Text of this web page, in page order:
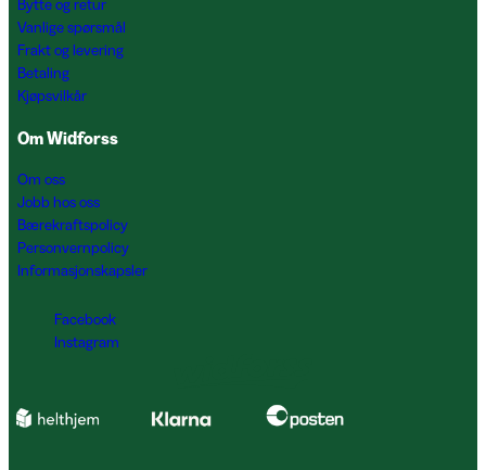
Bytte og retur
Vanlige spørsmål
Frakt og levering
Betaling
Kjøpsvilkår
Om Widforss
Om oss
Jobb hos oss
Bærekraftspolicy
Personvernpolicy
Informasjonskapsler
Facebook
Instagram